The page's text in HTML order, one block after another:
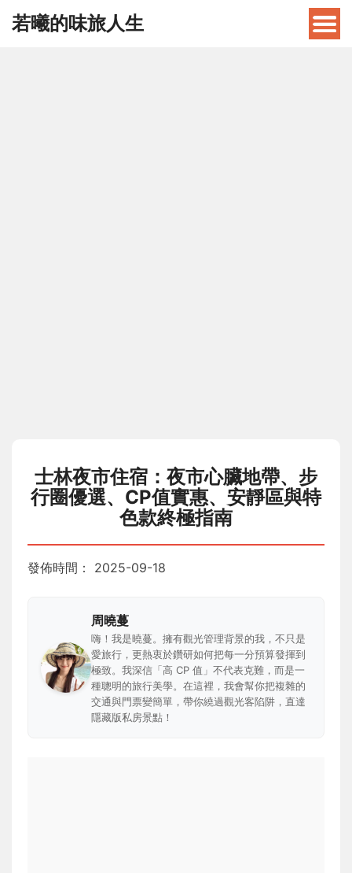
若曦的味旅人生
士林夜市住宿：夜市心臟地帶、步
行圈優選、CP值實惠、安靜區與特
色款終極指南
發佈時間： 2025-09-18
周曉蔓
嗨！我是曉蔓。擁有觀光管理背景的我，不只是
愛旅行，更熱衷於鑽研如何把每一分預算發揮到
極致。我深信「高 CP 值」不代表克難，而是一
種聰明的旅行美學。在這裡，我會幫你把複雜的
交通與門票變簡單，帶你繞過觀光客陷阱，直達
隱藏版私房景點！